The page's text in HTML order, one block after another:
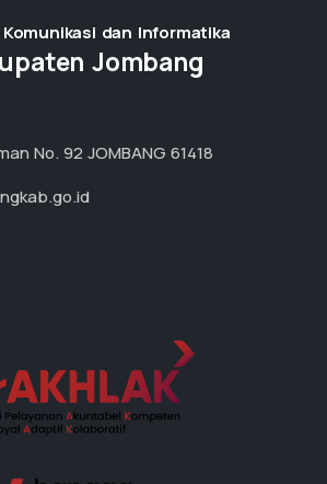
dan Informatika
Jombang
No. 92 JOMBANG 61418